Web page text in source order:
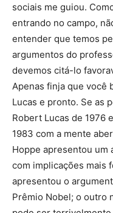
sociais me guiou.
entrando no campo,
entender que temos
argumentos do
devemos citá-lo
Apenas finja que você
Lucas e pronto. Se as
Robert Lucas de 1976
1983 com a mente
Hoppe apresentou um
com implicações mais
apresentou o
Prêmio Nobel; o outro